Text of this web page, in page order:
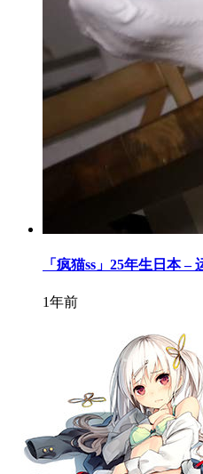
「疯猫ss」25年生日本 –
1年前